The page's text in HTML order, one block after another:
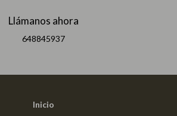
Llámanos ahora
648845937
Inicio